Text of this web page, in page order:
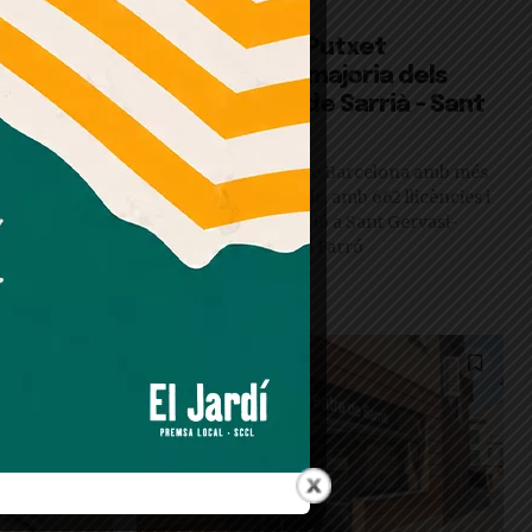
a casa
una
comerços
Destacat
Galvany i el Putxet
concentren la majoria dels
pisos turístics de Sarrià – Sant
Gervasi
El districte és el sisè de Barcelona amb més
habitatges d’ús turístic, amb 662 llicències i
una forta concentració a Sant Gervasi-
Galvany i el Putxet i el Farró